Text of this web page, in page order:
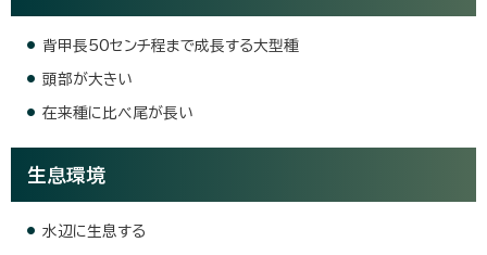
背甲長50センチ程まで成長する大型種
頭部が大きい
在来種に比べ尾が長い
生息環境
水辺に生息する